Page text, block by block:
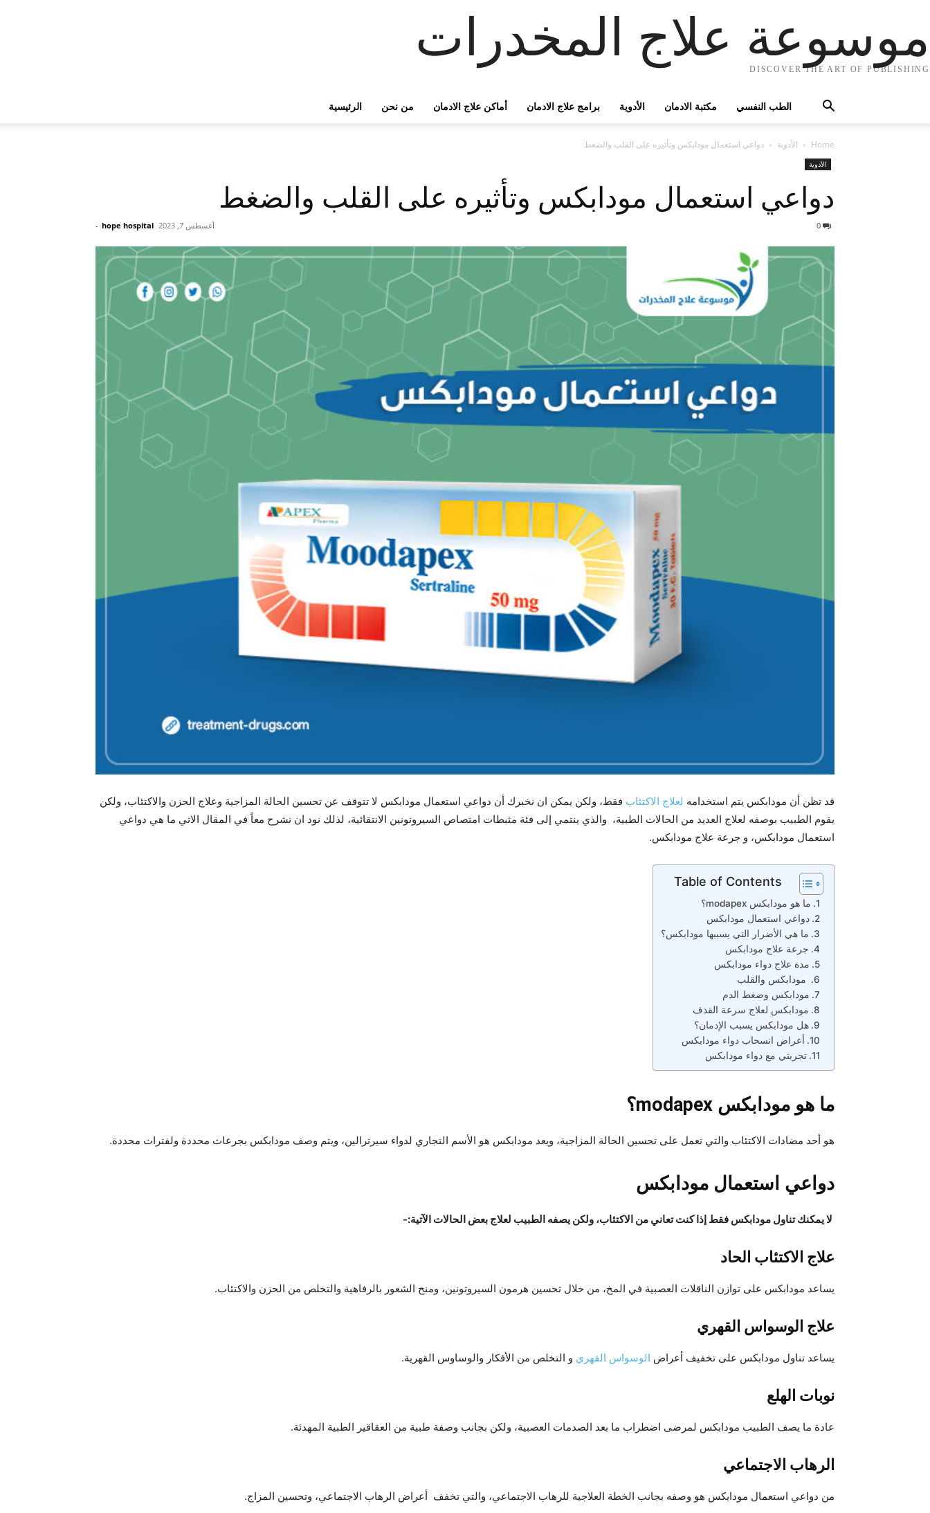
موسوعة علاج المخدرات
DISCOVER THE ART OF PUBLISHING
الرئيسية من نحن أماكن علاج الادمان برامج علاج الادمان الأدوية مكتبة الادمان الطب النفسي
Home الأدوية دواعي استعمال مودابكس وتأثيره على القلب والضغط
الأدوية
دواعي استعمال مودابكس وتأثيره على القلب والضغط
hope hospital
- أغسطس 7, 2023
قد تظن أن مودابكس يتم استخدامه لعلاج الاكتئاب فقط، ولكن يمكن ان نخبرك أن دواعي استعمال مودابكس لا تتوقف عن تحسين الحالة المزاجية وعلاج الحزن والاكتئاب، ولكن
يقوم الطبيب بوصفه لعلاج العديد من الحالات الطبية، والذي ينتمي إلى فئة مثبطات امتصاص السيروتونين الانتقائية، لذلك نود ان نشرح معاً في المقال الاتي ما هي دواعي
استعمال مودابكس، و جرعة علاج مودابكس.
Table of Contents
ما هو مودابكس modapex؟
دواعي استعمال مودابكس
ما هي الأضرار التي يسببها مودابكس؟
جرعة علاج مودابكس
مدة علاج دواء مودابكس
مودابكس والقلب
مودابكس وضغط الدم
مودابكس لعلاج سرعة القذف
هل مودابكس يسبب الإدمان؟
أعراض انسحاب دواء مودابكس
تجربتي مع دواء مودابكس
ما هو مودابكس modapex؟
هو أحد مضادات الاكتئاب والتي تعمل على تحسين الحالة المزاجية، ويعد مودابكس هو الأسم التجاري لدواء سيرترالين، ويتم وصف مودابكس بجرعات محددة ولفترات محددة.
دواعي استعمال مودابكس
لا يمكنك تناول مودابكس فقط إذا كنت تعاني من الاكتئاب، ولكن يصفه الطبيب لعلاج بعض الحالات الآتية:-
علاج الاكتئاب الحاد
يساعد مودابكس على توازن الناقلات العصبية في المخ، من خلال تحسين هرمون السيروتونين، ومنح الشعور بالرفاهية والتخلص من الحزن والاكتئاب.
علاج الوسواس القهري
يساعد تناول مودابكس على تخفيف أعراض الوسواس القهري و التخلص من الأفكار والوساوس القهرية.
نوبات الهلع
عادة ما يصف الطبيب مودابكس لمرضى اضطراب ما بعد الصدمات العصبية، ولكن بجانب وصفة طبية من العقاقير الطبية المهدئة.
الرهاب الاجتماعي
من دواعي استعمال مودابكس هو وصفه بجانب الخطة العلاجية للرهاب الاجتماعي، والتي تخفف أعراض الرهاب الاجتماعي، وتحسين المزاج.